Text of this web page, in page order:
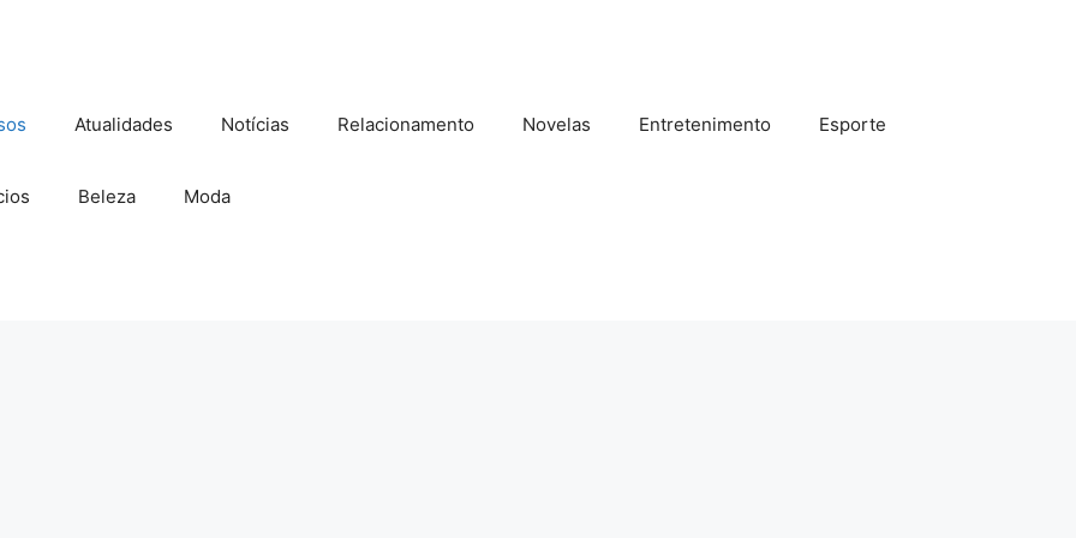
Atualidades Notícias Relacionamento Novelas Entretenimento Esporte
Beleza Moda